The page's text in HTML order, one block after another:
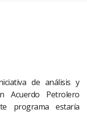
de análisis y
Petrolero
programa estaría